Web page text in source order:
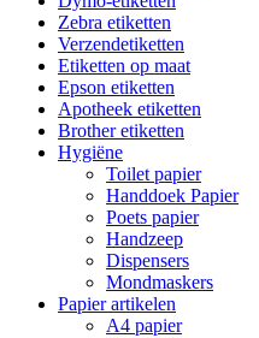
Zebra etiketten
Verzendetiketten
Etiketten op maat
Epson etiketten
Apotheek etiketten
Brother etiketten
Hygiëne
Toilet papier
Handdoek Papier
Poets papier
Handzeep
Dispensers
Mondmaskers
Papier artikelen
A4 papier